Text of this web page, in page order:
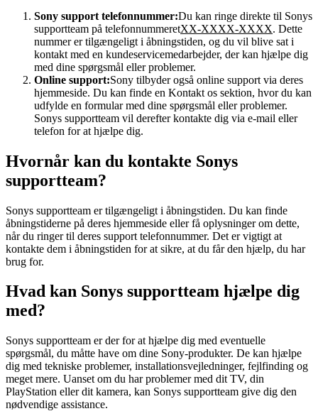
Sony support telefonnummer:Du kan ringe direkte til Sonys
supportteam på telefonnummeretXX-XXXX-XXXX. Dette
nummer er tilgængeligt i åbningstiden, og du vil blive sat i
kontakt med en kundeservicemedarbejder, der kan hjælpe dig
med dine spørgsmål eller problemer.
Online support:Sony tilbyder også online support via deres
hjemmeside. Du kan finde en Kontakt os sektion, hvor du kan
udfylde en formular med dine spørgsmål eller problemer.
Sonys supportteam vil derefter kontakte dig via e-mail eller
telefon for at hjælpe dig.
Hvornår kan du kontakte Sonys
supportteam?
Sonys supportteam er tilgængeligt i åbningstiden. Du kan finde
åbningstiderne på deres hjemmeside eller få oplysninger om dette,
når du ringer til deres support telefonnummer. Det er vigtigt at
kontakte dem i åbningstiden for at sikre, at du får den hjælp, du har
brug for.
Hvad kan Sonys supportteam hjælpe dig
med?
Sonys supportteam er der for at hjælpe dig med eventuelle
spørgsmål, du måtte have om dine Sony-produkter. De kan hjælpe
dig med tekniske problemer, installationsvejledninger, fejlfinding og
meget mere. Uanset om du har problemer med dit TV, din
PlayStation eller dit kamera, kan Sonys supportteam give dig den
nødvendige assistance.